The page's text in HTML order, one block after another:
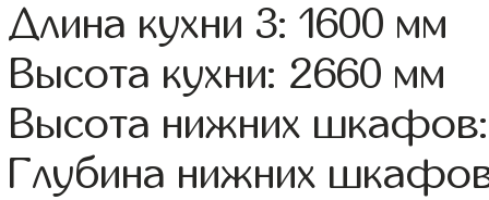
Длина кухни 3: 1600 мм
Высота кухни: 2660 мм
Высота нижних
Глубина нижних